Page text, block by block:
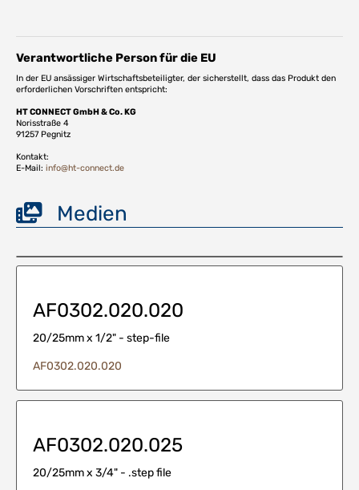
Verantwortliche Person für die EU
In der EU ansässiger Wirtschaftsbeteiligter, der sicherstellt, dass das Produkt den
erforderlichen Vorschriften entspricht:
HT CONNECT GmbH & Co. KG
Norisstraße 4
91257 Pegnitz
Kontakt:
E-Mail: info@ht-connect.de
Medien
AF0302.020.020
20/25mm x 1/2" - step-file
AF0302.020.020
AF0302.020.025
20/25mm x 3/4" - .step file